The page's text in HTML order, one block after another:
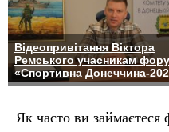
Відеопривітання Віктора
Ремського учасникам
«Спортивна Донеччина-
Як часто ви займаєтеся